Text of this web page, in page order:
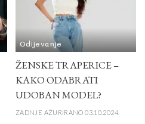
Odijevanje
ŽENSKE TRAPERICE –
KAKO ODABRATI
UDOBAN MODEL?
ZADNJE AŽURIRANO 03.10.2024.